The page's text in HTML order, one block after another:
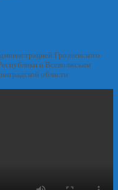
Грозненского
и Всеволжским
области